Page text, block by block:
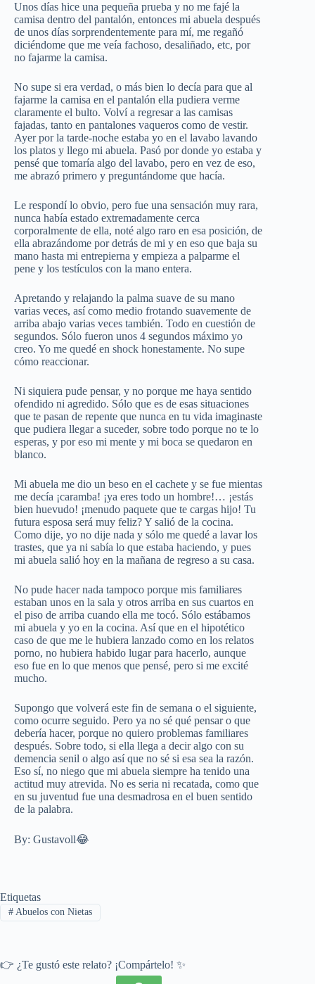
Unos días hice una pequeña prueba y no me fajé la
camisa dentro del pantalón, entonces mi abuela después
de unos días sorprendentemente para mí, me regañó
diciéndome que me veía fachoso, desaliñado, etc, por
no fajarme la camisa.
No supe si era verdad, o más bien lo decía para que al
fajarme la camisa en el pantalón ella pudiera verme
claramente el bulto. Volví a regresar a las camisas
fajadas, tanto en pantalones vaqueros como de vestir.
Ayer por la tarde-noche estaba yo en el lavabo lavando
los platos y llego mi abuela. Pasó por donde yo estaba y
pensé que tomaría algo del lavabo, pero en vez de eso,
me abrazó primero y preguntándome que hacía.
Le respondí lo obvio, pero fue una sensación muy rara,
nunca había estado extremadamente cerca
corporalmente de ella, noté algo raro en esa posición, de
ella abrazándome por detrás de mi y en eso que baja su
mano hasta mi entrepierna y empieza a palparme el
pene y los testículos con la mano entera.
Apretando y relajando la palma suave de su mano
varias veces, así como medio frotando suavemente de
arriba abajo varias veces también. Todo en cuestión de
segundos. Sólo fueron unos 4 segundos máximo yo
creo. Yo me quedé en shock honestamente. No supe
cómo reaccionar.
Ni siquiera pude pensar, y no porque me haya sentido
ofendido ni agredido. Sólo que es de esas situaciones
que te pasan de repente que nunca en tu vida imaginaste
que pudiera llegar a suceder, sobre todo porque no te lo
esperas, y por eso mi mente y mi boca se quedaron en
blanco.
Mi abuela me dio un beso en el cachete y se fue mientas
me decía ¡caramba! ¡ya eres todo un hombre!… ¡estás
bien huevudo! ¡menudo paquete que te cargas hijo! Tu
futura esposa será muy feliz? Y salió de la cocina.
Como dije, yo no dije nada y sólo me quedé a lavar los
trastes, que ya ni sabía lo que estaba haciendo, y pues
mi abuela salió hoy en la mañana de regreso a su casa.
No pude hacer nada tampoco porque mis familiares
estaban unos en la sala y otros arriba en sus cuartos en
el piso de arriba cuando ella me tocó. Sólo estábamos
mi abuela y yo en la cocina. Así que en el hipotético
caso de que me le hubiera lanzado como en los relatos
porno, no hubiera habido lugar para hacerlo, aunque
eso fue en lo que menos que pensé, pero si me excité
mucho.
Supongo que volverá este fin de semana o el siguiente,
como ocurre seguido. Pero ya no sé qué pensar o que
debería hacer, porque no quiero problemas familiares
después. Sobre todo, si ella llega a decir algo con su
demencia senil o algo así que no sé si esa sea la razón.
Eso sí, no niego que mi abuela siempre ha tenido una
actitud muy atrevida. No es seria ni recatada, como que
en su juventud fue una desmadrosa en el buen sentido
de la palabra.
By: Gustavoll😂
Etiquetas
#Abuelos con Nietas
👉 ¿Te gustó este relato? ¡Compártelo! ✨